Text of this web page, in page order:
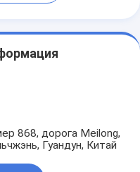
868, дорога Meilong,
Гуандун, Китай